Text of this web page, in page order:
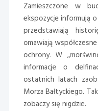
Zamieszczone w
ekspozycje informują
przedstawiają
omawiają
ochrony. W
informacje o
ostatnich latach
Morza Bałtyckiego.
zobaczy się nigdzie.